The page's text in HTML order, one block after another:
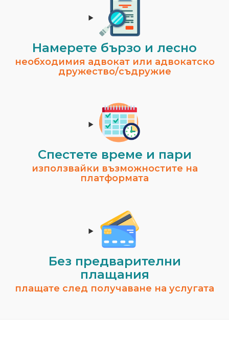
Намерете бързо и лесно
необходимия адвокат или адвокатско
дружество/съдружие
Спестeте време и пари
използвайки възможностите на
платформата
Без предварителни
плащания
плащате след получаване на услугата